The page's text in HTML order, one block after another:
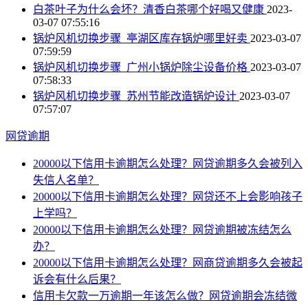
白茶叶子为什么会坏？清香白茶哪个好喝又健康 2023-
03-07 07:55:16
锅炉风机切换步骤_亭湖区库存锅炉哪里好卖 2023-03-07
07:59:59
锅炉风机切换步骤_广州小锅炉除尘设备价格 2023-03-07
07:58:33
锅炉风机切换步骤_苏州节能改造锅炉设计 2023-03-07
07:57:07
网贷逾期
20000以下信用卡逾期怎么处理？网贷逾期多久会被列入
失信人名单？
20000以下信用卡逾期怎么处理？网贷还不上会影响孩子
上学吗？
20000以下信用卡逾期怎么处理？网贷逾期被冻结怎么
办？
20000以下信用卡逾期怎么处理？网商贷逾期多久会被起
诉会有什么后果？
信用卡欠款一万逾期一年该怎么做？网贷逾期会冻结微